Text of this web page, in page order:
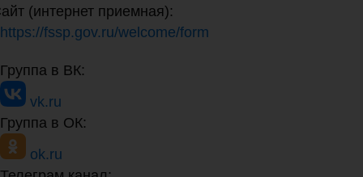
(интернет приемная):
https://fssp.gov.ru/welcome/form
Группа в ВК:
vk.ru
Группа в ОК:
ok.ru